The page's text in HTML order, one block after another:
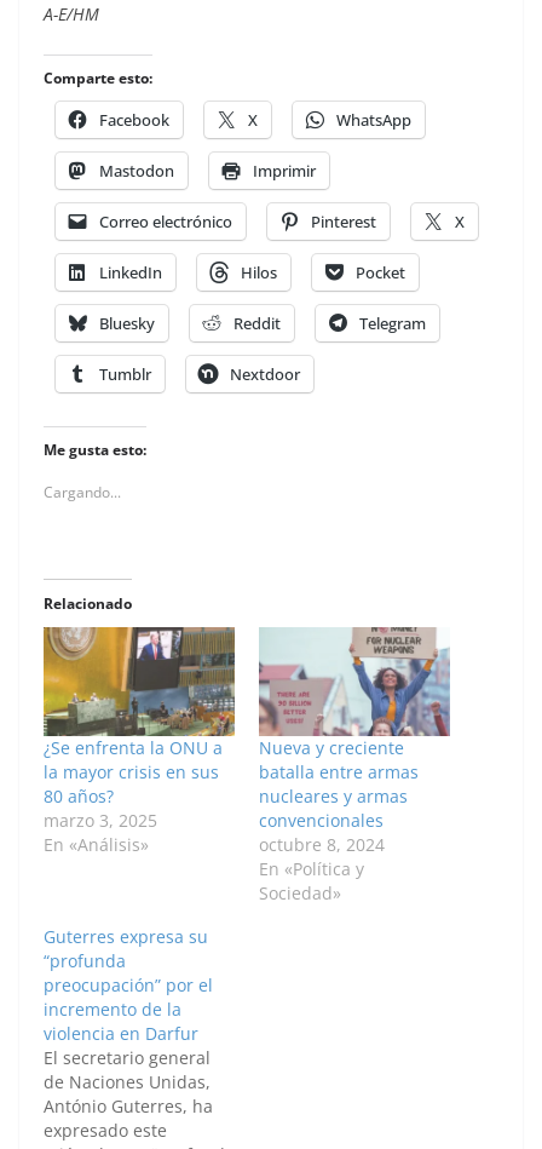
A-E/HM
Comparte esto:
Facebook X WhatsApp
Mastodon Imprimir
Correo electrónico Pinterest X
LinkedIn Hilos Pocket
Bluesky Reddit Telegram
Tumblr Nextdoor
Me gusta esto:
Cargando...
Relacionado
¿Se enfrenta la ONU a
la mayor crisis en sus
80 años?
marzo 3, 2025
En «Análisis»
Nueva y creciente
batalla entre armas
nucleares y armas
convencionales
octubre 8, 2024
En «Política y
Sociedad»
Guterres expresa su
“profunda
preocupación” por el
incremento de la
violencia en Darfur
El secretario general
de Naciones Unidas,
António Guterres, ha
expresado este